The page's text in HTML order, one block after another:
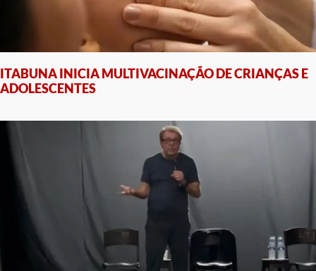
ITABUNA INICIA MULTIVACINAÇÃO DE CRIANÇAS E
ADOLESCENTES